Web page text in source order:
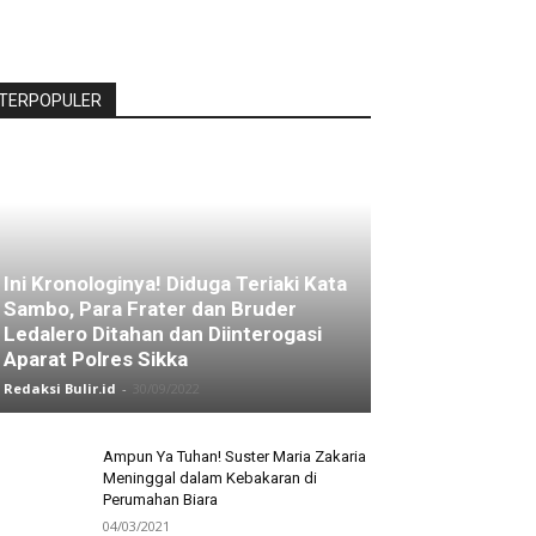
Ini Kronologinya! Diduga Teriaki Kata
Sambo, Para Frater dan Bruder
Ledalero Ditahan dan Diinterogasi
Aparat Polres Sikka
Redaksi Bulir.id -
Ampun Ya Tuhan! Suster Maria Zakaria
Meninggal dalam Kebakaran di
Perumahan Biara
04/03/2021